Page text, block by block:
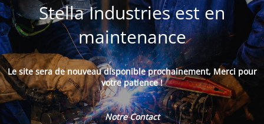
Stella Industries est en
maintenance
Le site sera de nouveau disponible prochainement, Merci pour
votre patience !
Notre Contact